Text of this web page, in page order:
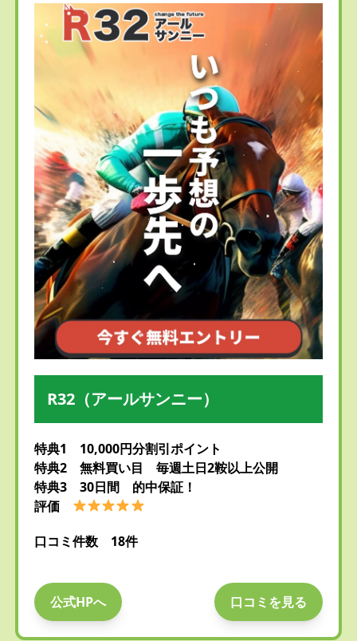
R32（アールサンニー）
特典1 10,000円分割引ポイント
特典2 無料買い目 毎週土日2鞍以上公開
特典3 30日間 的中保証！
評価
口コミ件数 18件
公式HPへ 口コミを見る